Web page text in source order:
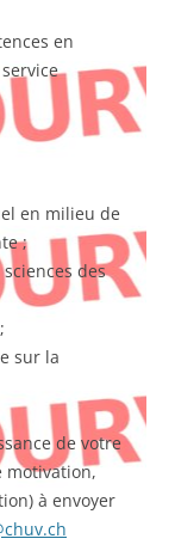
en
en milieu de
;
des
sur la
de votre
motivation,
à envoyer